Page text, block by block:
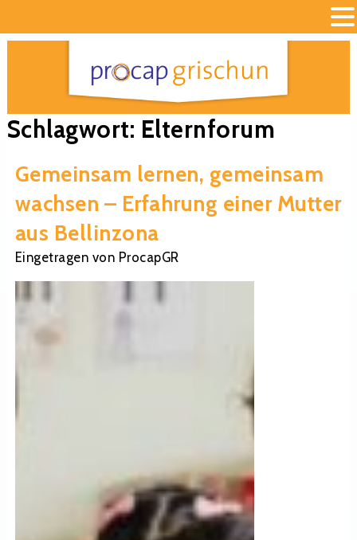
Schlagwort: Elternforum
Gemeinsam lernen, gemeinsam
wachsen – Erfahrung einer Mutter
aus Bellinzona
Eingetragen von ProcapGR